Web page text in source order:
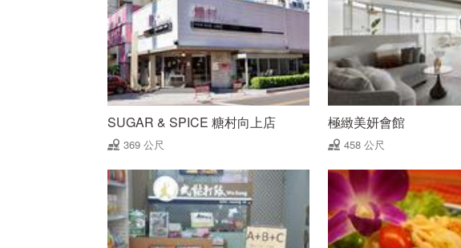
SUGAR & SPICE 糖村向上店
369 公尺
極緻美妍會館
458 公尺